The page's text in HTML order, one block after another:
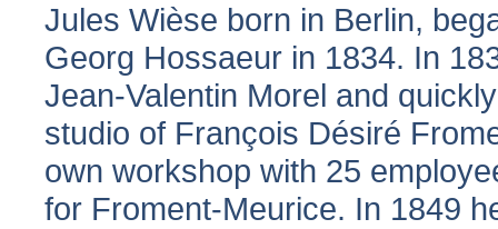
Jules Wièse born in Berlin,
Georg Hossaeur in 1834. In
Jean-Valentin Morel and
studio of François Désiré
own workshop with 25
for Froment-Meurice. In 1849